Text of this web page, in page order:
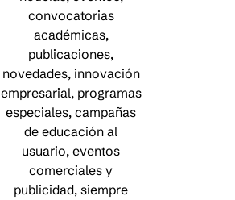
convocatorias
académicas,
publicaciones,
novedades, innovación
empresarial, programas
especiales, campañas
de educación al
usuario, eventos
comerciales y
publicidad, siempre